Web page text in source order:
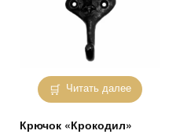
Читать далее
Крючок «Крокодил»